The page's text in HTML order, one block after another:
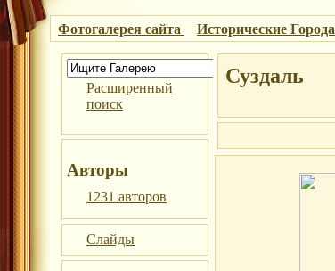
Фотогалерея сайта Исторические Города
Расширенный
поиск
Авторы
1231 авторов
Слайды
Суздаль